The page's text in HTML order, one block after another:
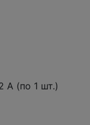
А (по 1 шт.)